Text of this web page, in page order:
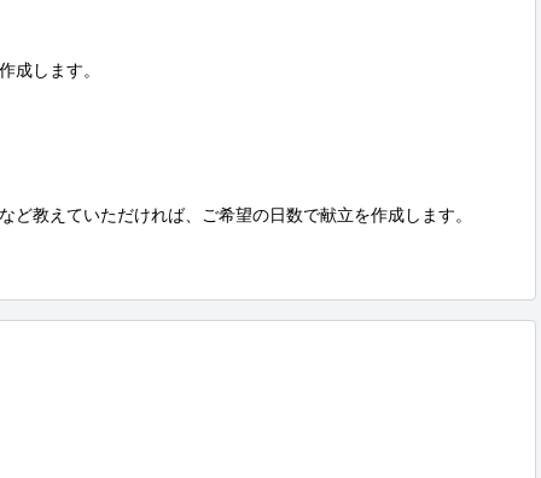
成します。
ど教えていただければ、ご希望の日数で献立を作成します。